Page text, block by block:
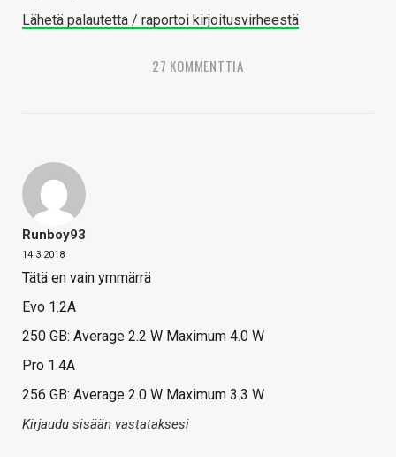
Lähetä palautetta / raportoi kirjoitusvirheestä
27 KOMMENTTIA
Runboy93
14.3.2018
Tätä en vain ymmärrä
Evo 1.2A
250 GB: Average 2.2 W Maximum 4.0 W
Pro 1.4A
256 GB: Average 2.0 W Maximum 3.3 W
Kirjaudu sisään vastataksesi